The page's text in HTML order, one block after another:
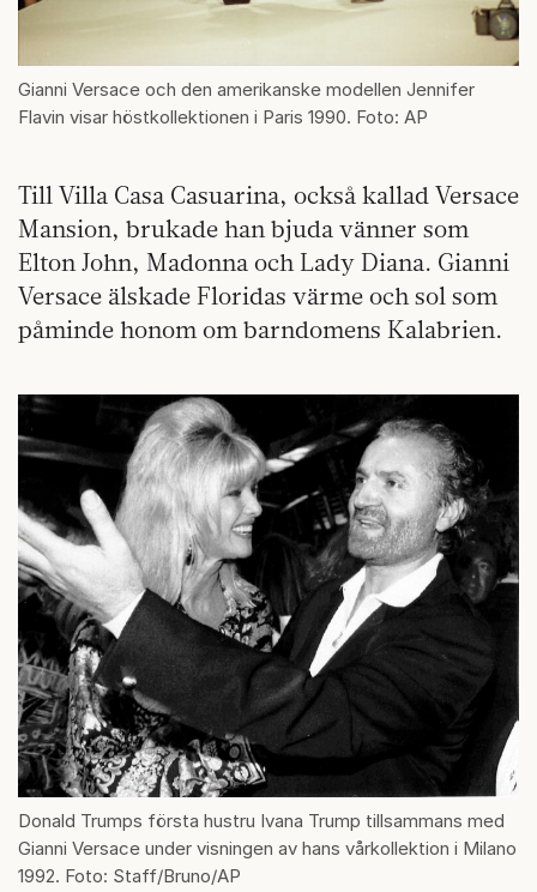
Gianni Versace och den amerikanske modellen Jennifer
Flavin visar höstkollektionen i Paris 1990. Foto: AP
Till Villa Casa Casuarina, också kallad Versace
Mansion, brukade han bjuda vänner som
Elton John, Madonna och Lady Diana. Gianni
Versace älskade Floridas värme och sol som
påminde honom om barndomens Kalabrien.
Donald Trumps första hustru Ivana Trump tillsammans med
Gianni Versace under visningen av hans vårkollektion i Milano
1992. Foto: Staff/Bruno/AP